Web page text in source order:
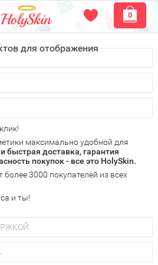
0
для отображения
по всем городам России.
курьером, Почтой России или
выдачи PickPoint или пункте
осуществляется ужена
получитьбесплатную
и оплаты в Вашем городе
заказ любым удобным способом:
банк, Сбербанк) и другими
максимально удобной для
быстрая доставка, гарантия
покупок - все это HolySkin.
3000 покупателей из всех
и ты!
все Ваши вопросы по работе
по товарам, рассказать о